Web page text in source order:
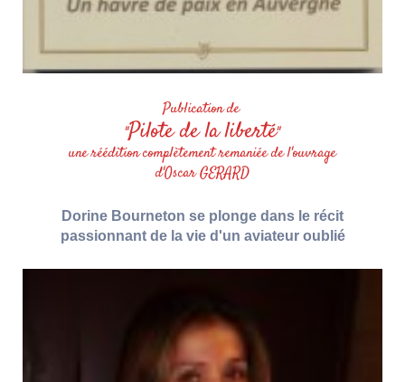
Publication de
"Pilote de la liberté"
une réédition complètement remaniée de l'ouvrage
d'Oscar GERARD
Dorine Bourneton se plonge dans le récit
passionnant de la vie d'un aviateur oublié